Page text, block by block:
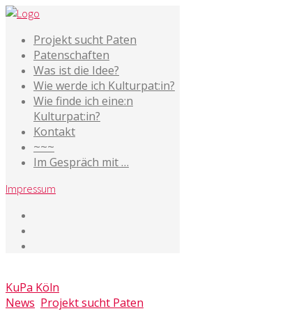
Projekt sucht Paten
Patenschaften
Was ist die Idee?
Wie werde ich Kulturpat:in?
Wie finde ich eine:n
Kulturpat:in?
Kontakt
~~~
Im Gespräch mit …
Impressum
KuPa Köln
News Projekt sucht Paten